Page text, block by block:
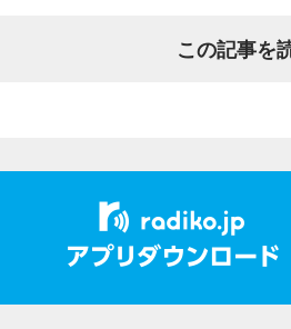
ほのか・海：ありがとうございます。
潮：「コニファー」はテレビアニメ
より精神症状が不安定な患者さん
れることがあります。病気だからと
いるのですが、心が疲れてきていま
り、夫と新しく家を建てるためにも
仕事がつらいからこそ私生活が充実
う気持ちで頑張ろうと思うのですが
この記事を